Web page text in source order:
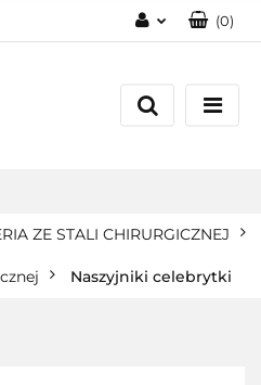
Zarejestruj się
(0)
ZE STALI CHIRURGICZNEJ
Naszyjniki celebrytki